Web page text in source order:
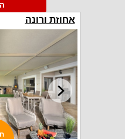
אחוזת ורונה